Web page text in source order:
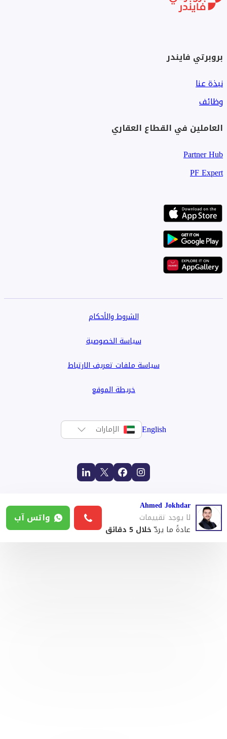
بروبرتي فايندر
نبذة عنا
وظائف
العاملين في القطاع العقاري
Partner Hub
PF Expert
الشروط والأحكام
سياسة الخصوصية
سياسة ملفات تعريف الارتباط
خريطة الموقع
English الإمارات
Ahmed Jokhdar
لا يوجد تقييمات
عادةً ما يردّخلال 5 دقائق
واتس آب